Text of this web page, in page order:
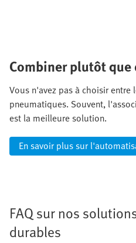
Combiner plutôt
Vous n'avez pas à choisir
pneumatiques. Souvent,
est la meilleure solution.
En savoir plus sur
FAQ sur nos
durables